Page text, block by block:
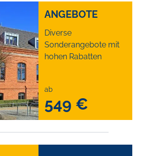
ANGEBOTE
Diverse
Sonderangebote mit
hohen Rabatten
ab
549 €